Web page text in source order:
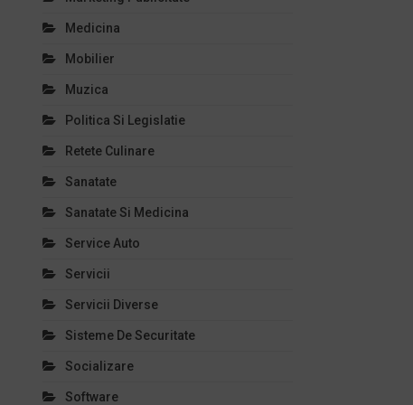
Medicina
Mobilier
Muzica
Politica Si Legislatie
Retete Culinare
Sanatate
Sanatate Si Medicina
Service Auto
Servicii
Servicii Diverse
Sisteme De Securitate
Socializare
Software